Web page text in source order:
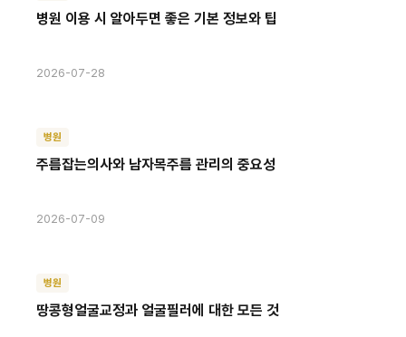
병원 이용 시 알아두면 좋은 기본 정보와 팁
2026-07-28
병원
주름잡는의사와 남자목주름 관리의 중요성
2026-07-09
병원
땅콩형얼굴교정과 얼굴필러에 대한 모든 것